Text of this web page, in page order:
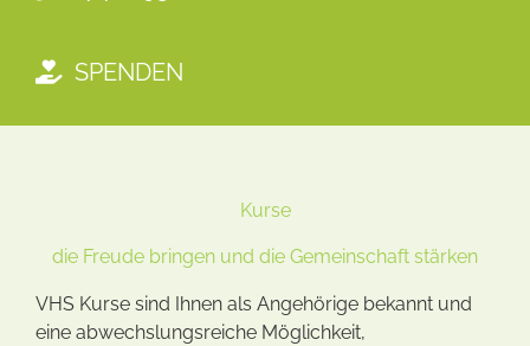
SPENDEN
Kurse
die Freude bringen und die Gemeinschaft stärken
VHS Kurse sind Ihnen als Angehörige bekannt und
eine abwechslungsreiche Möglichkeit,